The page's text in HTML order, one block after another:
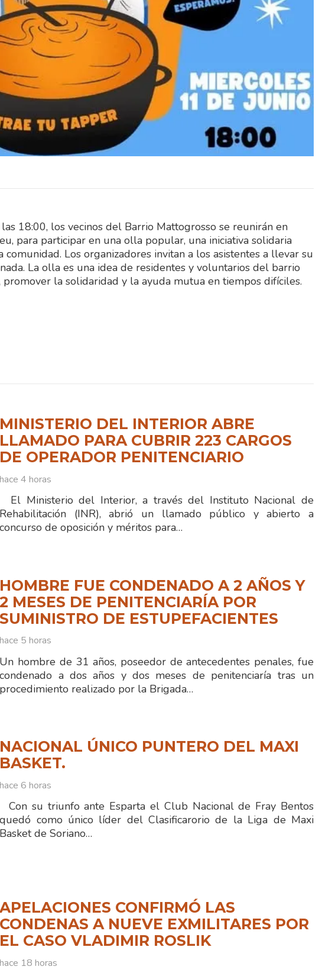
18:00, los vecinos del Barrio Mattogrosso se reunirán en
para participar en una olla popular, una iniciativa solidaria
Los organizadores invitan a los asistentes a llevar su
La olla es una idea de residentes y voluntarios del barrio
la solidaridad y la ayuda mutua en tiempos difíciles.
MINISTERIO DEL INTERIOR ABRE
LLAMADO PARA CUBRIR 223 CARGOS
DE OPERADOR PENITENCIARIO
hace 4 horas
El Ministerio del Interior, a través del Instituto Nacional de
Rehabilitación (INR), abrió un llamado público y abierto a
concurso de oposición y méritos para…
HOMBRE FUE CONDENADO A 2 AÑOS Y
2 MESES DE PENITENCIARÍA POR
SUMINISTRO DE ESTUPEFACIENTES
hace 5 horas
Un hombre de 31 años, poseedor de antecedentes penales, fue
condenado a dos años y dos meses de penitenciaría tras un
procedimiento realizado por la Brigada…
NACIONAL ÚNICO PUNTERO DEL MAXI
BASKET.
hace 6 horas
Con su triunfo ante Esparta el Club Nacional de Fray Bentos
quedó como único líder del Clasificarorio de la Liga de Maxi
Basket de Soriano…
APELACIONES CONFIRMÓ LAS
CONDENAS A NUEVE EXMILITARES POR
EL CASO VLADIMIR ROSLIK
hace 18 horas
a través del
de Rehabilitación
llamado público y
El Ministerio del Interior, a través del
Instituto Nacional de Rehabilitación
(INR), abrió un llamado público y